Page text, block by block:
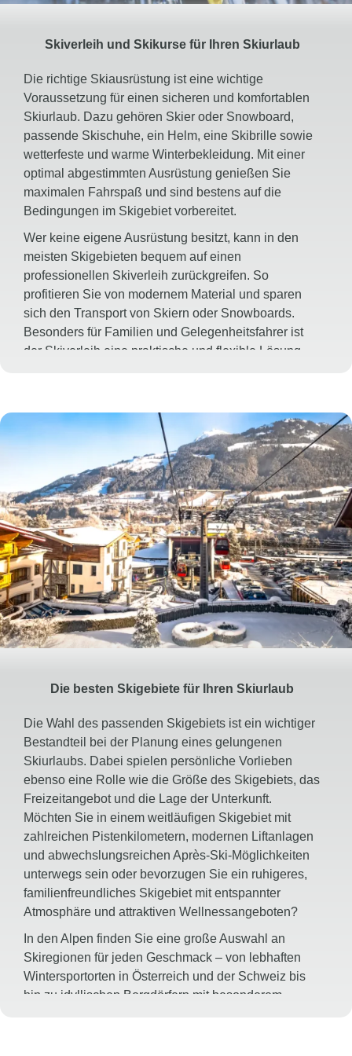
Skiverleih und Skikurse für Ihren Skiurlaub
Die richtige Skiausrüstung ist eine wichtige
Voraussetzung für einen sicheren und komfortablen
Skiurlaub. Dazu gehören Skier oder Snowboard,
passende Skischuhe, ein Helm, eine Skibrille sowie
wetterfeste und warme Winterbekleidung. Mit einer
optimal abgestimmten Ausrüstung genießen Sie
maximalen Fahrspaß und sind bestens auf die
Bedingungen im Skigebiet vorbereitet.
Wer keine eigene Ausrüstung besitzt, kann in den
meisten Skigebieten bequem auf einen
professionellen Skiverleih zurückgreifen. So
profitieren Sie von modernem Material und sparen
sich den Transport von Skiern oder Snowboards.
Besonders für Familien und Gelegenheitsfahrer ist
der Skiverleih eine praktische und flexible Lösung.
Snowboardkurse für unterschiedliche Alters- und
Leistungsgruppen an. Erfahrene Skilehrer vermitteln
die wichtigsten Techniken und sorgen dafür, dass Sie
schnell Sicherheit auf der Piste gewinnen. Auch
fortgeschrittene Wintersportler können ihre
Fahrtechnik in speziellen Kursen gezielt verbessern
und das Beste aus ihrem Skiurlaub herausholen.
Die besten Skigebiete für Ihren Skiurlaub
Die Wahl des passenden Skigebiets ist ein wichtiger
Bestandteil bei der Planung eines gelungenen
Skiurlaubs. Dabei spielen persönliche Vorlieben
ebenso eine Rolle wie die Größe des Skigebiets, das
Freizeitangebot und die Lage der Unterkunft.
Möchten Sie in einem weitläufigen Skigebiet mit
zahlreichen Pistenkilometern, modernen Liftanlagen
und abwechslungsreichen Après-Ski-Möglichkeiten
unterwegs sein oder bevorzugen Sie ein ruhigeres,
familienfreundliches Skigebiet mit entspannter
Atmosphäre und attraktiven Wellnessangeboten?
In den Alpen finden Sie eine große Auswahl an
Skiregionen für jeden Geschmack – von lebhaften
Wintersportorten in Österreich und der Schweiz bis
hin zu idyllischen Bergdörfern mit besonderem